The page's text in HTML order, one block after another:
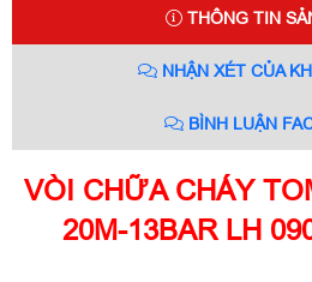
THÔNG TIN
NHẬN XÉT CỦA
BÌNH LUẬN
VÒI CHỮA CHÁY
20M-13BAR LH